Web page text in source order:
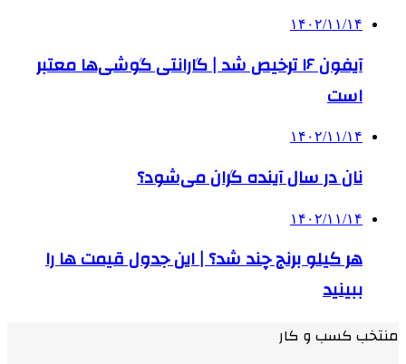
۱۴۰۲/۱۱/۱۴
آیفون ۱۶ ترخیص شد | گارانتی گوشی‌ها معتبر
است
۱۴۰۲/۱۱/۱۴
نان در سال آینده گران می‌شود؟
۱۴۰۲/۱۱/۱۴
هر کیلو برنج چند شد؟ | این جدول قیمت ها را
ببینید
منتخب کسب و کار